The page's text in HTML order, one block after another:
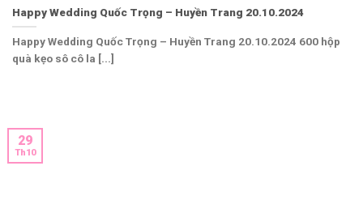
Happy Wedding Quốc Trọng – Huyền Trang 20.10.2024
Happy Wedding Quốc Trọng – Huyền Trang 20.10.2024 600 hộp
quà kẹo sô cô la [...]
29
Th10